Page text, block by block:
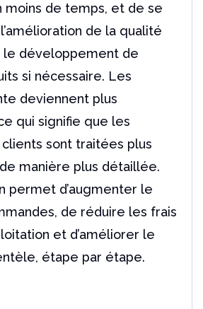
moins de temps, et de se
de la qualité
le développement de
si nécessaire. Les
deviennent plus
qui signifie que les
sont traitées plus
manière plus détaillée.
permet d’augmenter le
de réduire les frais
et d’améliorer le
étape par étape.